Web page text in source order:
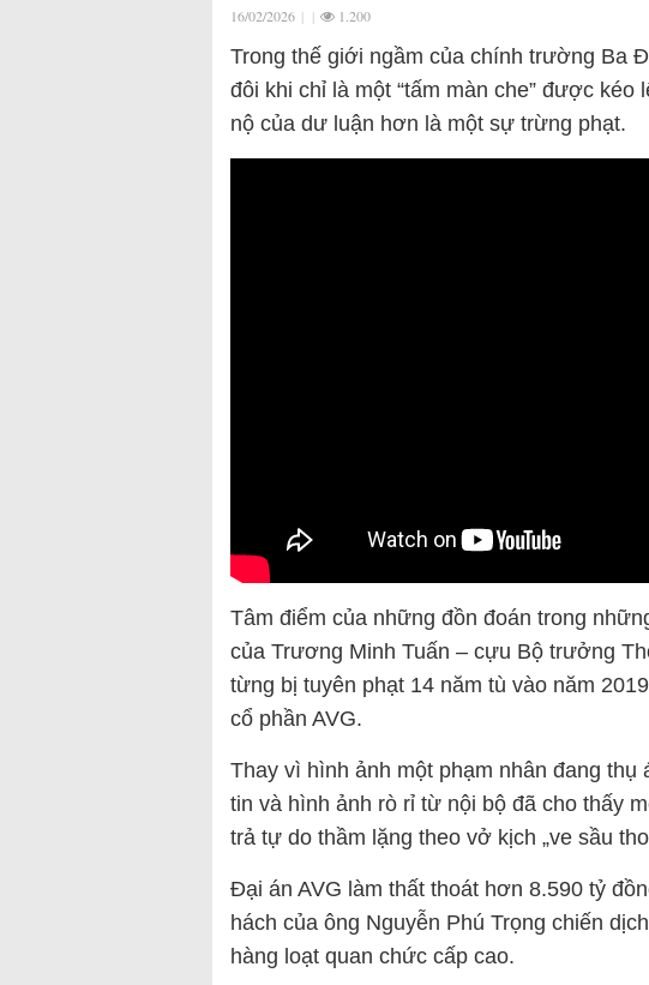
16/02/2026 | | 1.200
Trong thế giới ngầm của chính trường Ba
đôi khi chỉ là một “tấm màn che” được kéo
nộ của dư luận hơn là một sự trừng phạt.
Tâm điểm của những đồn đoán trong
của Trương Minh Tuấn – cựu Bộ trưởng
từng bị tuyên phạt 14 năm tù vào năm
cổ phần AVG.
Thay vì hình ảnh một phạm nhân đang thụ
tin và hình ảnh rò rỉ từ nội bộ đã cho thấy
trả tự do thầm lặng theo vở kịch „ve sầu
Đại án AVG làm thất thoát hơn 8.590 tỷ
hách của ông Nguyễn Phú Trọng chiến
hàng loạt quan chức cấp cao.